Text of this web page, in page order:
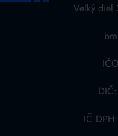
Veľký diel
IČ